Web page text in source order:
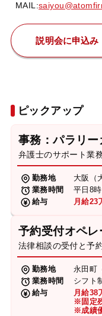
MAIL:
説明会に申込み
ピックアップ
事務：パラリー
弁護士のサポート業
勤務地
大阪（
業務時間
平日8
給与
月給23
予約受付オペレ
法律相談の受付と予
勤務地
永田町
業務時間
シフト
給与
月給38
※固定
※成績